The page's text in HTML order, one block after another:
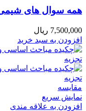
همه سوال های شیمی
7,500,000 ریال
افزودن به سبد خرید
مقايسه
نمایش سریع
افزودن به علاقه مندی